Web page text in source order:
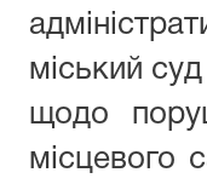
міський
щодо
місцевого